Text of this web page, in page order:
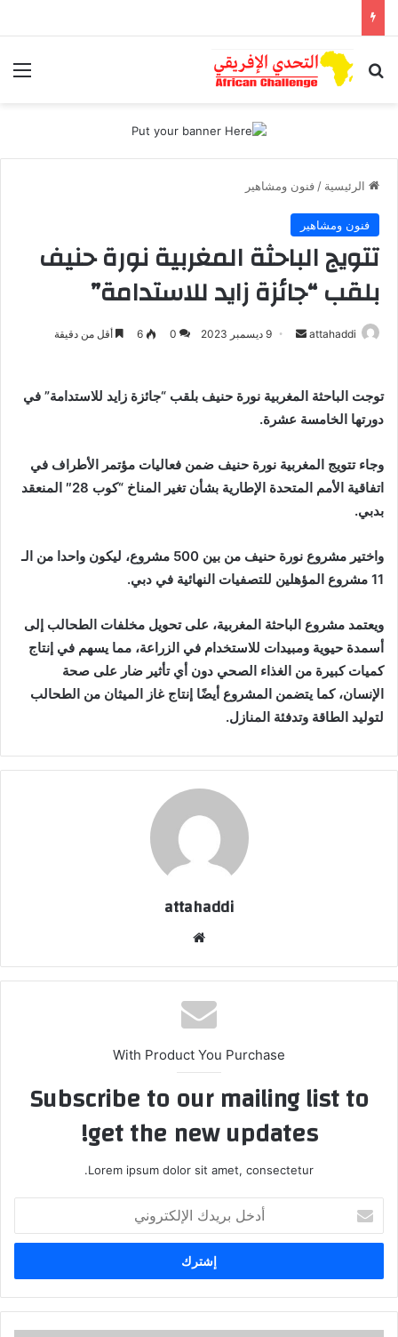
بحث عن
الرئيسية / فنون ومشاهير
فنون ومشاهير
تتويج الباحثة المغربية نورة حنيف
بلقب “جائزة زايد للاستدامة”
attahaddi
أرسل 9 ديسمبر 2023 0
6 أقل من دقيقة
توجت الباحثة المغربية نورة حنيف بلقب “جائزة زايد للاستدامة” في
دورتها الخامسة عشرة.
وجاء تتويج المغربية نورة حنيف ضمن فعاليات مؤتمر الأطراف في
اتفاقية الأمم المتحدة الإطارية بشأن تغير المناخ “كوب 28″ المنعقد
بدبي.
واختير مشروع نورة حنيف من بين 500 مشروع، ليكون واحدا من الـ
11 مشروع المؤهلين للتصفيات النهائية في دبي.
ويعتمد مشروع الباحثة المغربية، على تحويل مخلفات الطحالب إلى
أسمدة حيوية ومبيدات للاستخدام في الزراعة، مما يسهم في إنتاج
كميات كبيرة من الغذاء الصحي دون أي تأثير ضار على صحة
الإنسان، كما يتضمن المشروع أيضًا إنتاج غاز الميثان من الطحالب
لتوليد الطاقة وتدفئة المنازل.
attahaddi
With Product You Purchase
Subscribe to our mailing list to
get the new updates!
Lorem ipsum dolor sit amet, consectetur.
بريدك
الإلكتروني